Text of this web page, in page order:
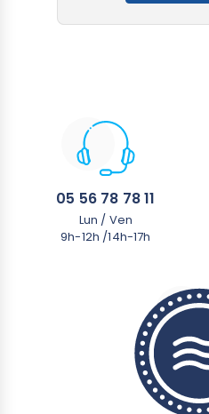
05 56 78 78 11
Lun / Ven
9h-12h /14h-17h